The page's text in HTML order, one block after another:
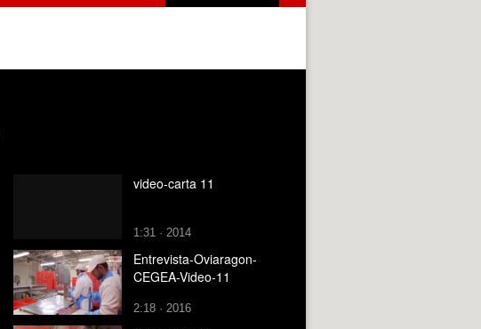
video-carta 11
1:31 · 2014
Entrevista-Oviaragon-
CEGEA-Video-11
2:18 · 2016